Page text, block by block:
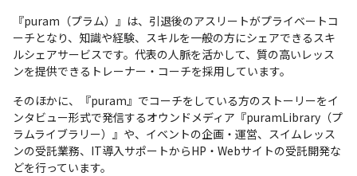
『puram（プラム）』は、引退後のアスリートがプライベートコ
ーチとなり、知識や経験、スキルを一般の方にシェアできるスキ
ルシェアサービスです。代表の人脈を活かして、質の高いレッス
ンを提供できるトレーナー・コーチを採用しています。
そのほかに、『puram』でコーチをしている方のストーリーをイ
ンタビュー形式で発信するオウンドメディア『puramLibrary（プ
ラムライブラリー）』や、イベントの企画・運営、スイムレッス
ンの受託業務、IT導入サポートからHP・Webサイトの受託開発な
どを行っています。